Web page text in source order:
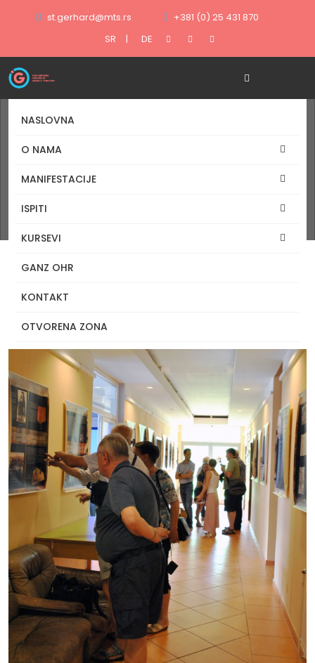
st.gerhard@mts.rs
+381 (0) 25 431 870
SR
| DE
NASLOVNA
O NAMA
MANIFESTACIJE
ISPITI
KURSEVI
GANZ OHR
KONTAKT
OTVORENA ZONA
Naslovna